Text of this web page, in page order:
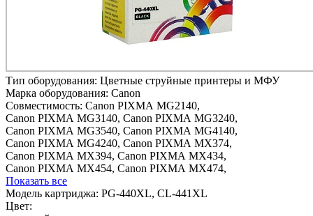
Тип оборудования: Цветные струйные принтеры и МФУ
Марка оборудования: Canon
Совместимость: Canon PIXMA MG2140,
Canon PIXMA MG3140, Canon PIXMA MG3240,
Canon PIXMA MG3540, Canon PIXMA MG4140,
Canon PIXMA MG4240, Canon PIXMA MX374,
Canon PIXMA MX394, Canon PIXMA MX434,
Canon PIXMA MX454, Canon PIXMA MX474,
Показать все
Модель картриджа: PG-440XL, CL-441XL
Цвет: